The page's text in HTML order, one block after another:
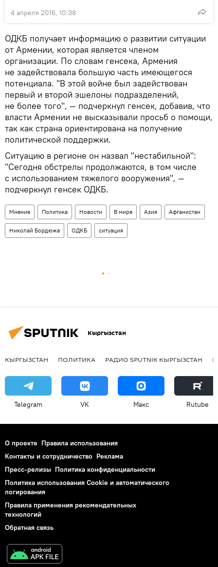
4 апреля 2016, 10:38
ОДКБ получает информацию о развитии ситуации
от Армении, которая является членом
организации. По словам генсека, Армения
не задействовала большую часть имеющегося
потенциала. "В этой войне был задействован
первый и второй эшелоны подразделений,
не более того", — подчеркнул генсек, добавив, что
власти Армении не высказывали просьб о помощи,
так как страна ориентирована на получение
политической поддержки.
Ситуацию в регионе он назвал "нестабильной":
"Сегодня обстрелы продолжаются, в том числе
с использованием тяжелого вооружения", —
подчеркнул генсек ОДКБ.
Мнение Политика Новости В мире Азия Афганистан
Николай Бордюжа ОДКБ ситуация
Кыргызстан
КЫРГЫЗСТАН ПОЛИТИКА РАДИО SPUTNIK КЫРГЫЗСТАН
Telegram VK Макс Rutube
О проекте Правила использования
Контакты и сотрудничество Реклама
Пресс-релизы Политика конфиденциальности
Политика использования Cookie и автоматического
логирования
Правила применения рекомендательных
технологий
Обратная связь